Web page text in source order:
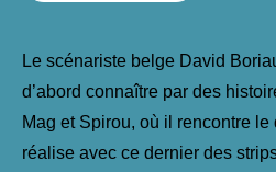
Le scénariste belge David
d’abord connaître par des
Mag et Spirou, où il rencontre le
réalise avec ce dernier des